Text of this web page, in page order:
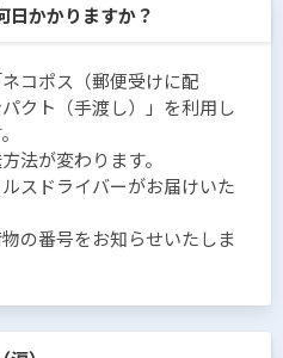
日かかりますか？
コポス（郵便受けに配
クト（手渡し）」を利用し
法が変わります。
スドライバーがお届けいた
の番号をお知らせいたしま